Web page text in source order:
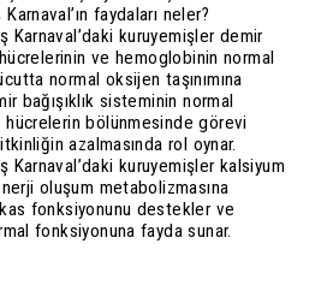
faydaları neler?
Karnaval’daki kuruyemişler demir
hücrelerinin ve hemoglobinin normal
normal oksijen taşınımına
bağışıklık sisteminin normal
bölünmesinde görevi
azalmasında rol oynar.
Karnaval’daki kuruyemişler kalsiyum
oluşum metabolizmasına
fonksiyonunu destekler ve
fonksiyonuna fayda sunar.